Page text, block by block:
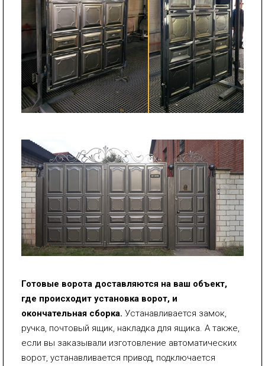
Готовые ворота доставляются на ваш объект,
где происходит установка ворот, и
окончательная сборка. Устанавливается замок,
ручка, почтовый ящик, накладка для ящика. А также,
если вы заказывали изготовление автоматических
ворот, устанавливается привод, подключается